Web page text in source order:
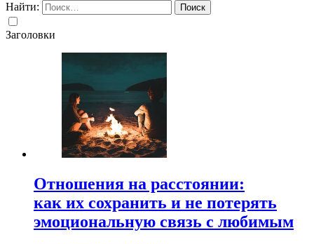
Найти:
Заголовки
Отношения на расстоянии:
как их сохранить и не потерять
эмоциональную связь с любимым